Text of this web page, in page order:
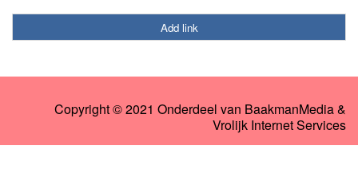
Add link
Copyright © 2021 Onderdeel van BaakmanMedia&
Vrolijk Internet Services